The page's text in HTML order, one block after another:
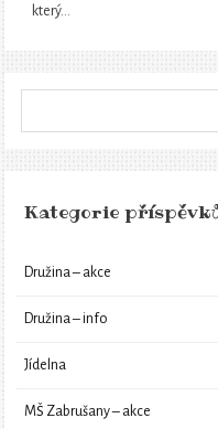
který…
Kategorie
Družina – akce
Družina – info
Jídelna
MŠ Zabrušany – akce